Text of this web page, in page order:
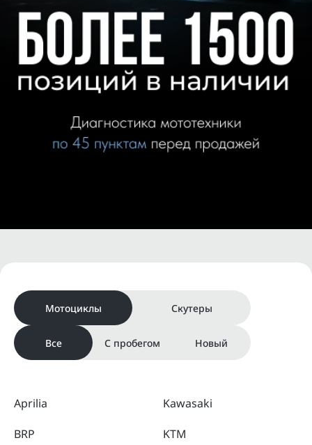
Мотоциклы Скутеры
Все С пробегом Новый
Aprilia
BRP
Kawasaki
KTM